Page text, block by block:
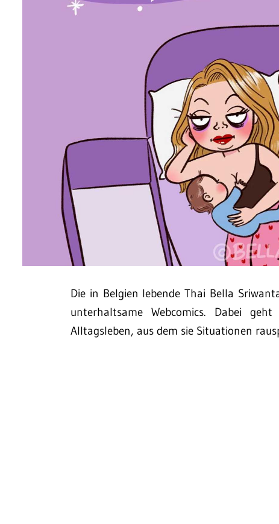
Die in Belgien lebende Thai Bella
unterhaltsame Webcomics. Dabei
Alltagsleben, aus dem sie Situationen